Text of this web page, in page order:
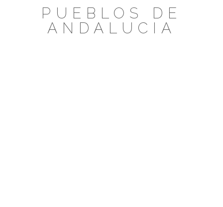
PUEBLOS DE
ANDALUCIA